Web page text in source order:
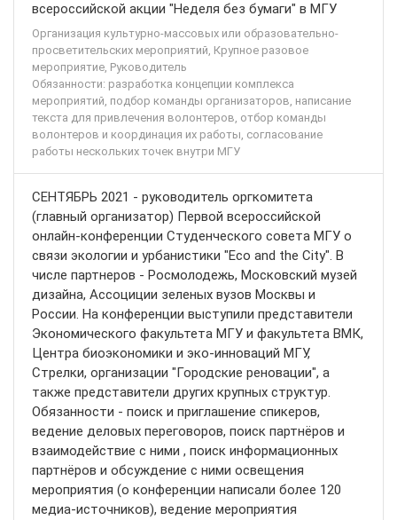
всероссийской акции "Неделя без бумаги" в МГУ
Организация культурно-массовых или образовательно-
просветительских мероприятий, Крупное разовое
мероприятие, Руководитель
Обязанности: разработка концепции комплекса
мероприятий, подбор команды организаторов, написание
текста для привлечения волонтеров, отбор команды
волонтеров и координация их работы, согласование
работы нескольких точек внутри МГУ
СЕНТЯБРЬ 2021 - руководитель оргкомитета
(главный организатор) Первой всероссийской
онлайн-конференции Студенческого совета МГУ о
связи экологии и урбанистики "Eco and the City". В
числе партнеров - Росмолодежь, Московский музей
дизайна, Ассоциции зеленых вузов Москвы и
России. На конференции выступили представители
Экономического факультета МГУ и факультета ВМК,
Центра биоэкономики и эко-инноваций МГУ,
Стрелки, организации "Городские реновации", а
также представители других крупных структур.
Обязанности - поиск и приглашение спикеров,
ведение деловых переговоров, поиск партнёров и
взаимодействие с ними , поиск информационных
партнёров и обсуждение с ними освещения
мероприятия (о конференции написали более 120
медиа-источников), ведение мероприятия